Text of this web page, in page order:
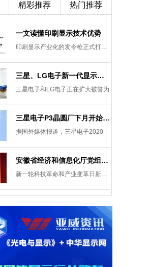
精彩推荐 热门推荐
一文读懂印刷显示技术优势
印刷显示产业化的发令枪正式打响。
三星、LG电子新一代显示发展目标：集中扩大Micro LED 应用产品线
三星电子和LG电子正在扩大被誉为
三星电子P3晶圆厂下月开始安装设备，计划下半年建成
据国外媒体报道，三星电子2020
安徽省经济和信息化厅党组成员、副厅长柯文斌：掌握显示技术发展主动权 打造新型显示产业制造集群
新一轮科技革命和产业变革日新月异